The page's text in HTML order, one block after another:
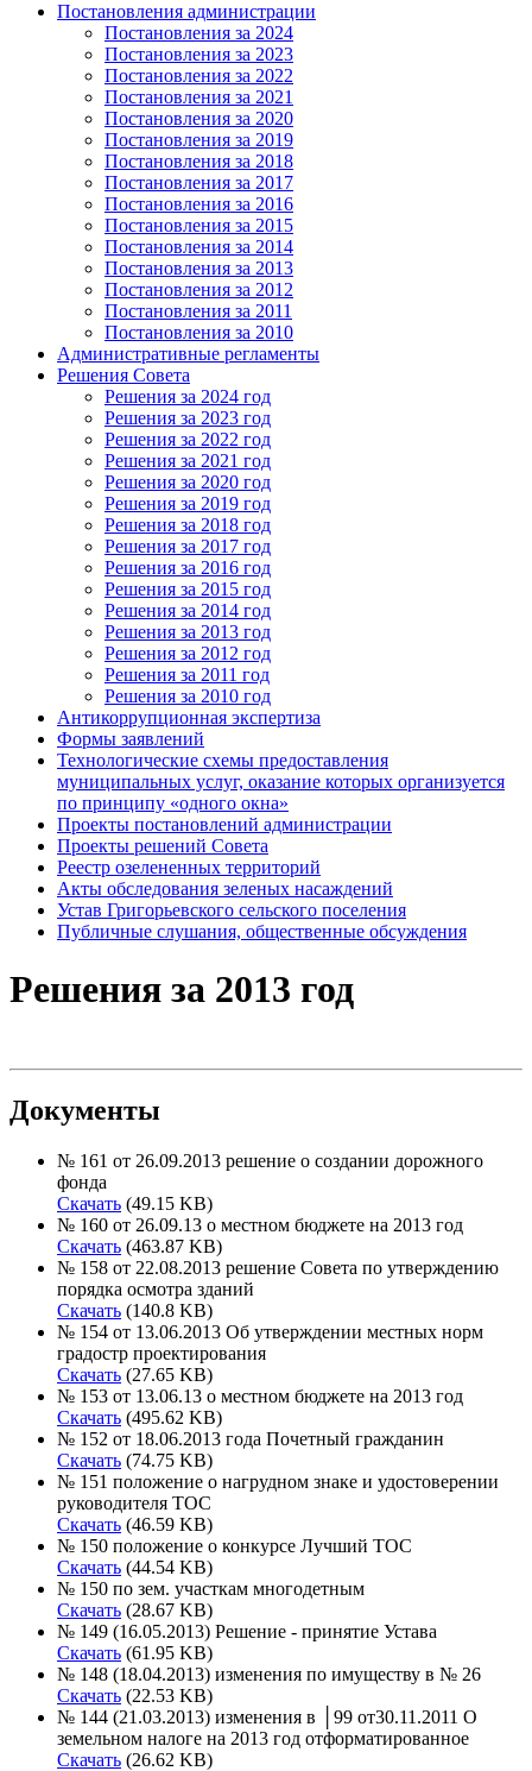
Постановления администрации
Постановления за 2024
Постановления за 2023
Постановления за 2022
Постановления за 2021
Постановления за 2020
Постановления за 2019
Постановления за 2018
Постановления за 2017
Постановления за 2016
Постановления за 2015
Постановления за 2014
Постановления за 2013
Постановления за 2012
Постановления за 2011
Постановления за 2010
Административные регламенты
Решения Совета
Решения за 2024 год
Решения за 2023 год
Решения за 2022 год
Решения за 2021 год
Решения за 2020 год
Решения за 2019 год
Решения за 2018 год
Решения за 2017 год
Решения за 2016 год
Решения за 2015 год
Решения за 2014 год
Решения за 2013 год
Решения за 2012 год
Решения за 2011 год
Решения за 2010 год
Антикоррупционная экспертиза
Формы заявлений
Технологические схемы предоставления
муниципальных услуг, оказание которых организуется
по принципу «одного окна»
Проекты постановлений администрации
Проекты решений Совета
Реестр озелененных территорий
Акты обследования зеленых насаждений
Устав Григорьевского сельского поселения
Публичные слушания, общественные обсуждения
Решения за 2013 год
Документы
№ 161 от 26.09.2013 решение о создании дорожного
фонда
Скачать (49.15 KB)
№ 160 от 26.09.13 о местном бюджете на 2013 год
Скачать (463.87 KB)
№ 158 от 22.08.2013 решение Совета по утверждению
порядка осмотра зданий
Скачать (140.8 KB)
№ 154 от 13.06.2013 Об утверждении местных норм
градостр проектирования
Скачать (27.65 KB)
№ 153 от 13.06.13 о местном бюджете на 2013 год
Скачать (495.62 KB)
№ 152 от 18.06.2013 года Почетный гражданин
Скачать (74.75 KB)
№ 151 положение о нагрудном знаке и удостоверении
руководителя ТОС
Скачать (46.59 KB)
№ 150 положение о конкурсе Лучший ТОС
Скачать (44.54 KB)
№ 150 по зем. участкам многодетным
Скачать (28.67 KB)
№ 149 (16.05.2013) Решение - принятие Устава
Скачать (61.95 KB)
№ 148 (18.04.2013) изменения по имуществу в № 26
Скачать (22.53 KB)
№ 144 (21.03.2013) изменения в │99 от30.11.2011 О
земельном налоге на 2013 год отформатированное
Скачать (26.62 KB)